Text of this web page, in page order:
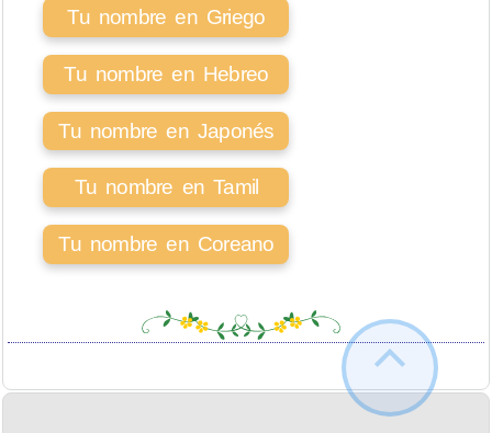
Tu nombre en Griego
Tu nombre en Hebreo
Tu nombre en Japonés
Tu nombre en Tamil
Tu nombre en Coreano